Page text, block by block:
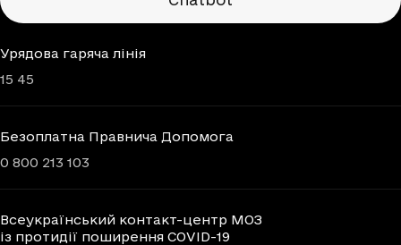
Урядова гаряча лінія
15 45
Безоплатна Правнича Допомога
0 800 213 103
Всеукраїнський контакт-центр МОЗ
із протидії поширення COVID-19